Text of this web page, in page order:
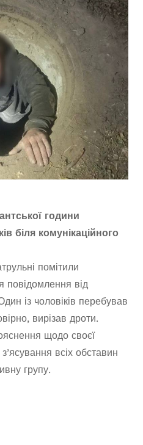
години
біля комунікаційного
помітили
повідомлення від
із чоловіків перебував
вирізав дроти.
щодо своєї
всіх обставин
групу.